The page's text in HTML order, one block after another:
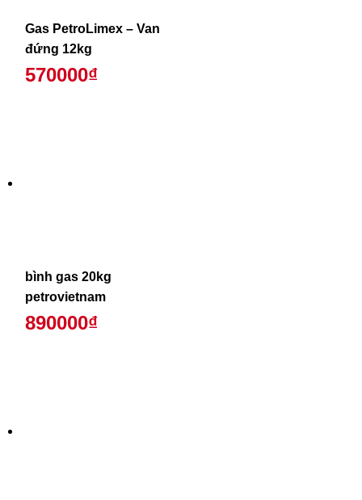
Gas PetroLimex – Van
đứng 12kg
570000₫
bình gas 20kg
petrovietnam
890000₫